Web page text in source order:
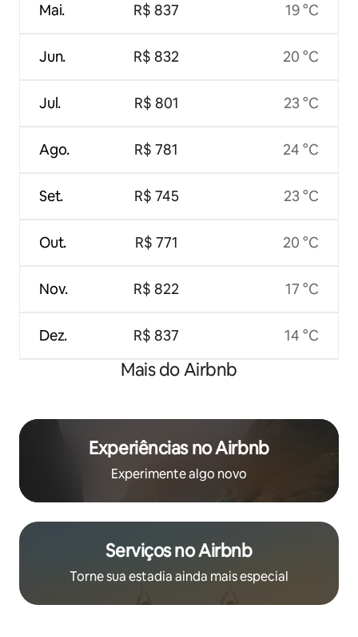
Mai.
Jun.
Jul.
Ago.
Set.
Out.
Nov.
Dez.
R$ 837
R$ 832
R$ 801
R$ 781
R$ 745
R$ 771
R$ 822
R$ 837
19 °C
20 °C
23 °C
24 °C
23 °C
20 °C
17 °C
14 °C
Mais do Airbnb
Experiências no Airbnb
Experimente algo novo
Serviços no Airbnb
Torne sua estadia ainda mais especial